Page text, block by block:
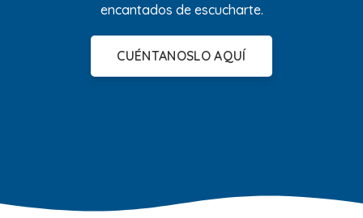
encantados de escucharte.
CUÉNTANOSLO AQUÍ